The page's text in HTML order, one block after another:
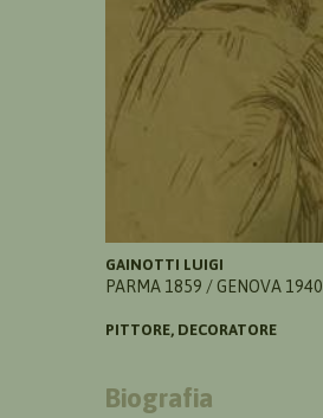
GAINOTTI LUIGI
PARMA 1859 / GENOVA 1940
PITTORE, DECORATORE
Biografia